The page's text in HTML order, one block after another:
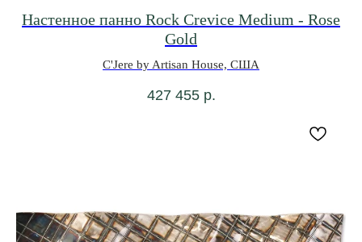
Настенное панно Rock Crevice Medium - Rose
Gold
C'Jere by Artisan House, США
427 455 р.